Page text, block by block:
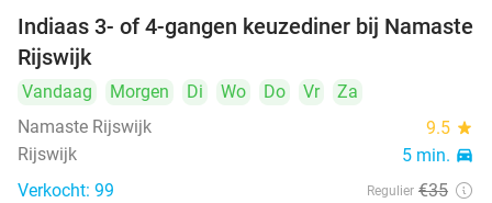
29%
Indiaas 3- of 4-gangen keuzediner bij Namaste
Rijswijk
Vandaag Morgen Di Wo Do Vr
Za
Namaste Rijswijk
9.5 star
Rijswijk 5 min. directions_car
Verkocht: 99 Regulier €35